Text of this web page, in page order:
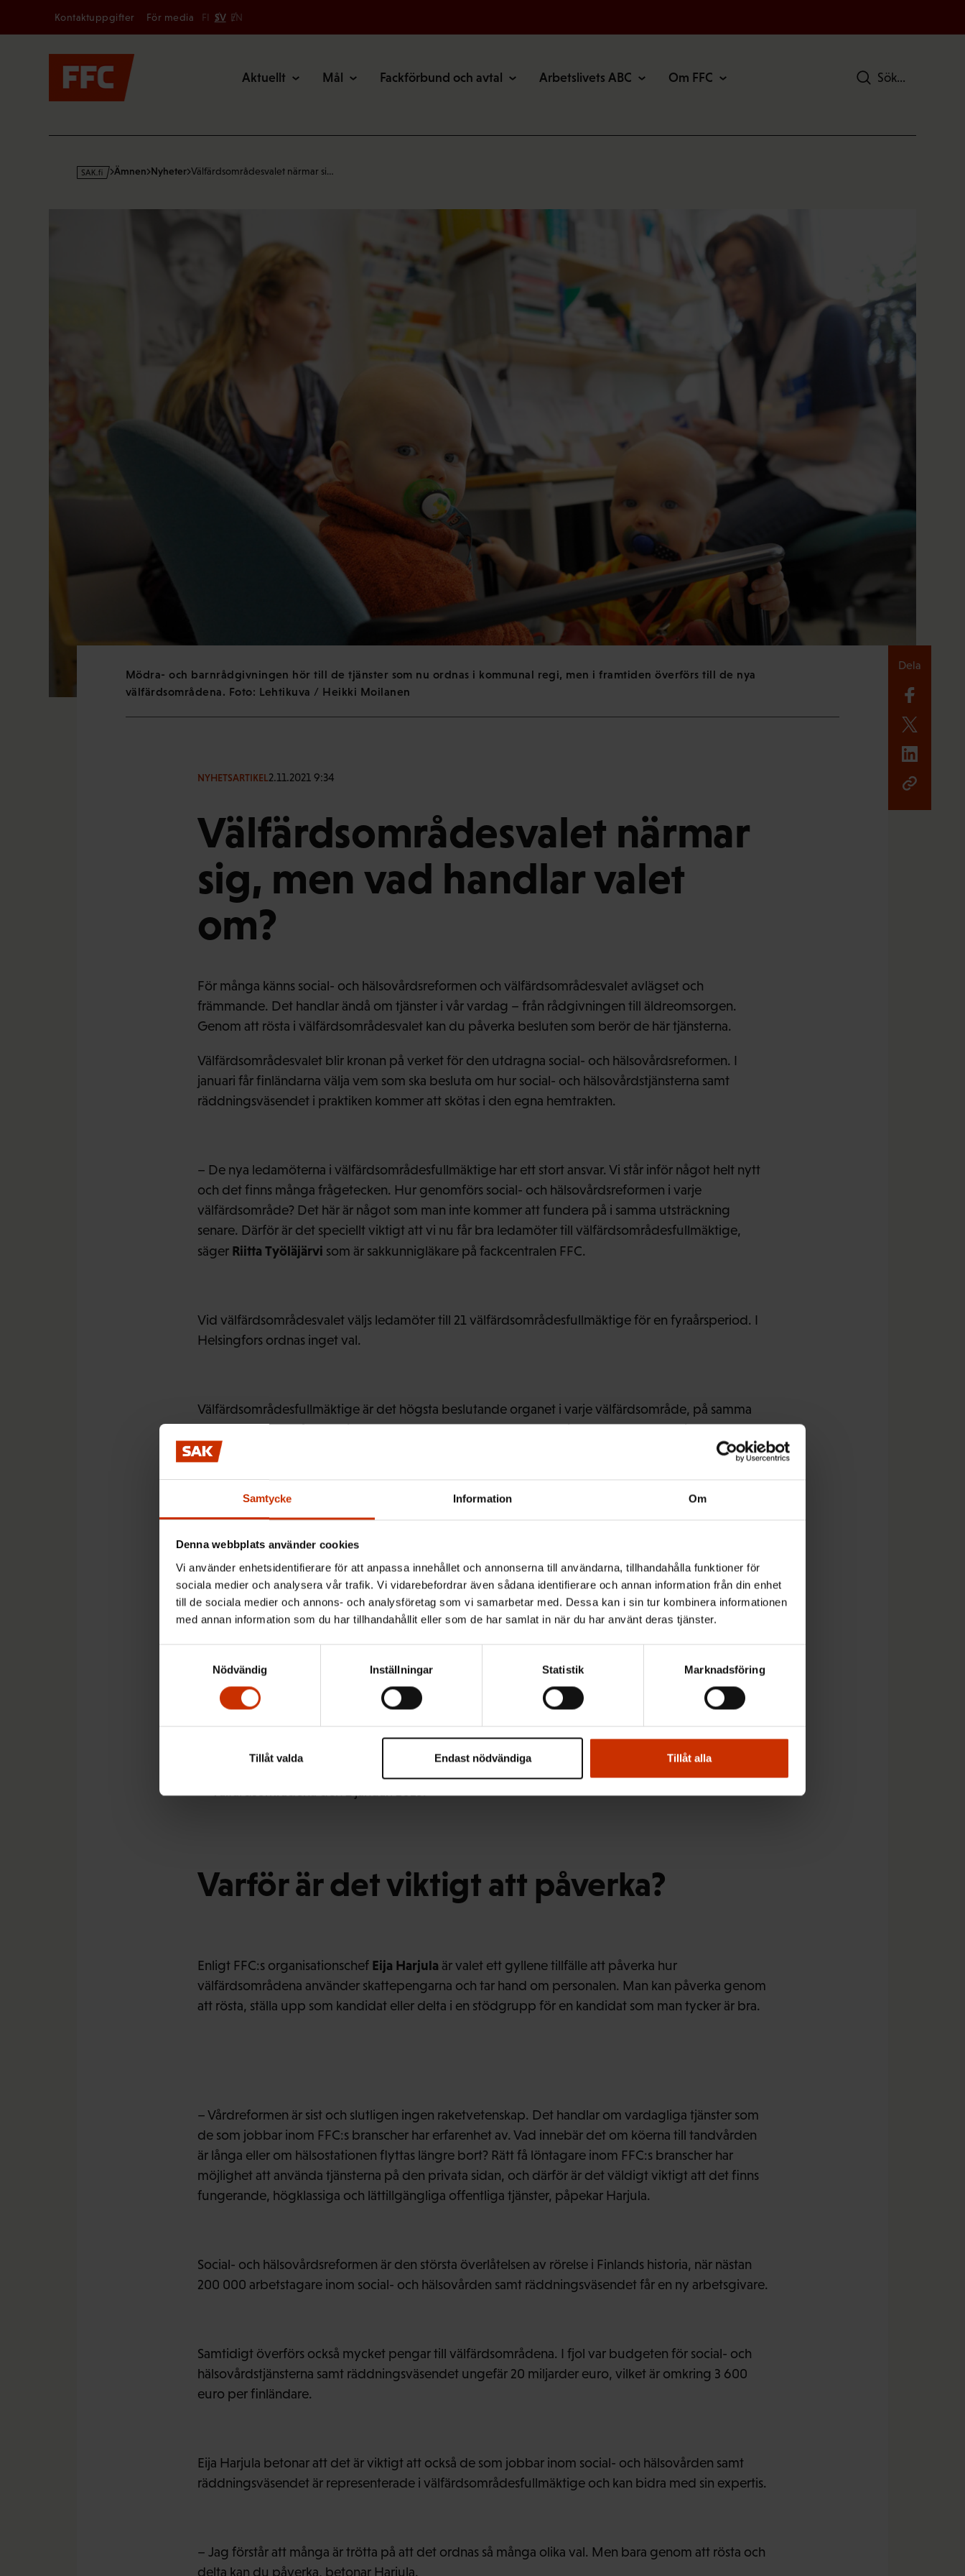
Samtycke Information Om
Denna webbplats använder cookies
Vi använder enhetsidentifierare för att anpassa innehållet och annonserna till användarna, tillhandahålla funktioner för
sociala medier och analysera vår trafik. Vi vidarebefordrar även sådana identifierare och annan information från din enhet
till de sociala medier och annons- och analysföretag som vi samarbetar med. Dessa kan i sin tur kombinera informationen
med annan information som du har tillhandahållit eller som de har samlat in när du har använt deras tjänster.
Nödvändig
Inställningar Statistik Marknadsföring
Endast nödvändiga
Tillåt valda Tillåt alla
Secondary
Kontaktuppgifter För media FI SV EN
Aktuellt Mål Fackförbund och avtal Arbetslivets ABC Om FFC Sök
s
Ämnen Nyheter Välfärdsområdesvalet närmar si…
Mödra- och barnrådgivningen hör till de tjänster som nu ordnas i kommunal regi, men i framtiden överförs till de nya
välfärdsområdena. Foto: Lehtikuva / Heikki Moilanen
NYHETSARTIKEL2.11.2021 9:34
Välfärdsområdesvalet närmar
sig, men vad handlar valet
om?
För många känns social- och hälsovårdsreformen och välfärdsområdesvalet avlägset och
främmande. Det handlar ändå om tjänster i vår vardag – från rådgivningen till äldreomsorgen.
Genom att rösta i välfärdsområdesvalet kan du påverka besluten som berör de här tjänsterna.
Välfärdsområdesvalet blir kronan på verket för den utdragna social- och hälsovårdsreformen. I
januari får finländarna välja vem som ska besluta om hur social- och hälsovårdstjänsterna samt
räddningsväsendet i praktiken kommer att skötas i den egna hemtrakten.
– De nya ledamöterna i välfärdsområdesfullmäktige har ett stort ansvar. Vi står inför något helt nytt
och det finns många frågetecken. Hur genomförs social- och hälsovårdsreformen i varje
välfärdsområde? Det här är något som man inte kommer att fundera på i samma utsträckning
senare. Därför är det speciellt viktigt att vi nu får bra ledamöter till välfärdsområdesfullmäktige,
säger Riitta Työläjärvi som är sakkunnigläkare på fackcentralen FFC.
Vid välfärdsområdesvalet väljs ledamöter till 21 välfärdsområdesfullmäktige för en fyraårsperiod. I
Helsingfors ordnas inget val.
Välfärdsområdesfullmäktige är det högsta beslutande organet i varje välfärdsområde, på samma
sätt som kommunfullmäktige är det högsta beslutande organen i kommunerna. I början kommer
tyngdpunkten att ligga på planering. Fullmäktige gör upp de stora riktlinjerna för hur
Fem viktiga datum
Förhandsröstningen inleds den 12 januari 2022.
Den egentliga valdagen är den 23 januari 2022.
Välfärdsområdesfullmäktige inleder sitt arbete den 1 mars 2022.
Varför är det viktigt att påverka?
Enligt FFC:s organisationschef Eija Harjula är valet ett gyllene tillfälle att påverka hur
välfärdsområdena använder skattepengarna och tar hand om personalen. Man kan påverka genom
att rösta, ställa upp som kandidat eller delta i en stödgrupp för en kandidat som man tycker är bra.
– Vårdreformen är sist och slutligen ingen raketvetenskap. Det handlar om vardagliga tjänster som
de som jobbar inom FFC:s branscher har erfarenhet av. Vad innebär det om köerna till tandvården
är långa eller om hälsostationen flyttas längre bort? Rätt få löntagare inom FFC:s branscher har
möjlighet att använda tjänsterna på den privata sidan, och därför är det väldigt viktigt att det finns
fungerande, högklassiga och lättillgängliga offentliga tjänster, påpekar Harjula.
Social- och hälsovårdsreformen är den största överlåtelsen av rörelse i Finlands historia, när nästan
200 000 arbetstagare inom social- och hälsovården samt räddningsväsendet får en ny arbetsgivare.
Samtidigt överförs också mycket pengar till välfärdsområdena. I fjol var budgeten för social- och
hälsovårdstjänsterna samt räddningsväsendet ungefär 20 miljarder euro, vilket är omkring 3 600
euro per finländare.
Eija Harjula betonar att det är viktigt att också de som jobbar inom social- och hälsovården samt
räddningsväsendet är representerade i välfärdsområdesfullmäktige och kan bidra med sin expertis.
– Jag förstår att många är trötta på att det ordnas så många olika val. Men bara genom att rösta och
delta kan du påverka, betonar Harjula.
Dela